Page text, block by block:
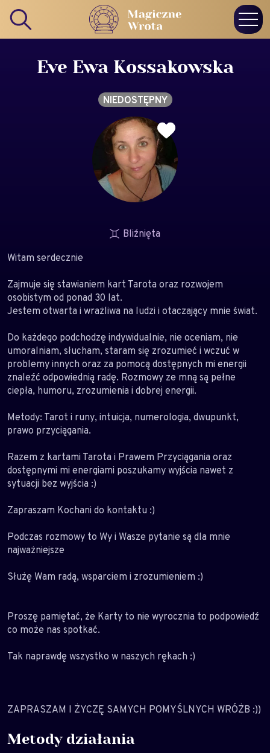
Eve Ewa Kossakowska
Bliźnięta
Witam serdecznie
Zajmuje się stawianiem kart Tarota oraz rozwojem
osobistym od ponad 30 lat.
Jestem otwarta i wrażliwa na ludzi i otaczający mnie świat.
Do każdego podchodzę indywidualnie, nie oceniam, nie
umoralniam, słucham, staram się zrozumieć i wczuć w
problemy innych oraz za pomocą dostępnych mi energii
znaleźć odpowiednią radę. Rozmowy ze mną są pełne
ciepła, humoru, zrozumienia i dobrej energii.
Metody: Tarot i runy, intuicja, numerologia, dwupunkt,
prawo przyciągania.
Razem z kartami Tarota i Prawem Przyciągania oraz
dostępnymi mi energiami poszukamy wyjścia nawet z
sytuacji bez wyjścia :)
Zapraszam Kochani do kontaktu :)
Podczas rozmowy to Wy i Wasze pytanie są dla mnie
najważniejsze
Służę Wam radą, wsparciem i zrozumieniem :)
Proszę pamiętać, że Karty to nie wyrocznia to podpowiedź
co może nas spotkać.
Tak naprawdę wszystko w naszych rękach :)
ZAPRASZAM I ŻYCZĘ SAMYCH POMYŚLNYCH WRÓŻB :))
NIEDOSTĘPNY
Metody działania